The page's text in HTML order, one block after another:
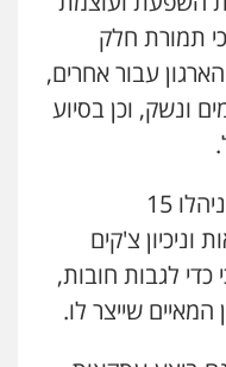
תמורת חלק
עבור אחרים,
ונשק, וכן בסיוע
עוד נטען, כי במסגרת הארגון ניהלו 15
צ'קים
לגבות חובות,
שייצר לו.